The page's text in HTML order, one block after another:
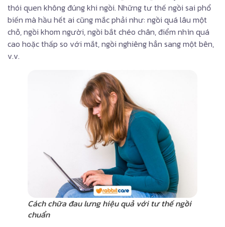
thói quen không đúng khi ngồi. Những tư thế ngồi sai phổ
biến mà hầu hết ai cũng mắc phải như: ngồi quá lâu một
chỗ, ngồi khom người, ngồi bắt chéo chân, điểm nhìn quá
cao hoặc thấp so với mắt, ngồi nghiêng hẳn sang một bên,
v.v.
Cách chữa đau lưng hiệu quả với tư thế ngồi
chuẩn